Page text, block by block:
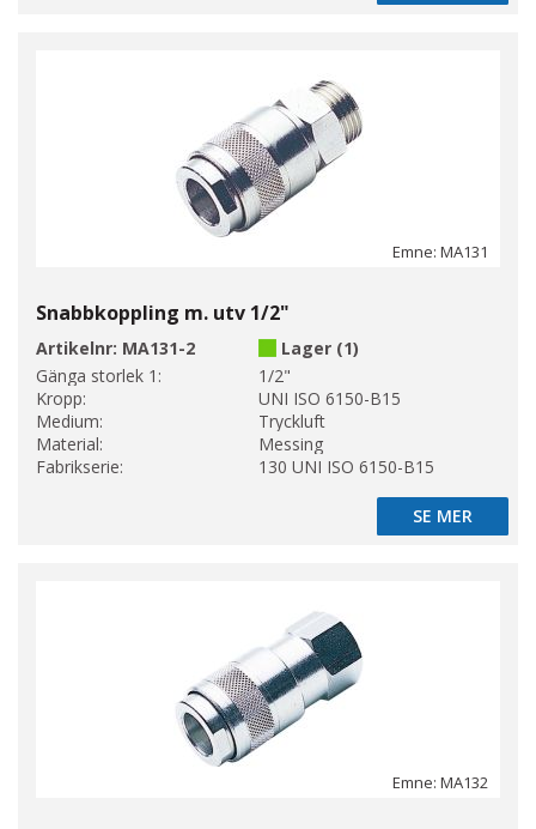
Emne: MA131
Snabbkoppling m. utv 1/2"
Artikelnr: MA131-2
Lager (1)
Gänga storlek 1:
1/2"
Kropp:
UNI ISO 6150-B15
Medium:
Tryckluft
Material:
Messing
Fabrikserie:
130 UNI ISO 6150-B15
SE MER
SE MER
Emne: MA132